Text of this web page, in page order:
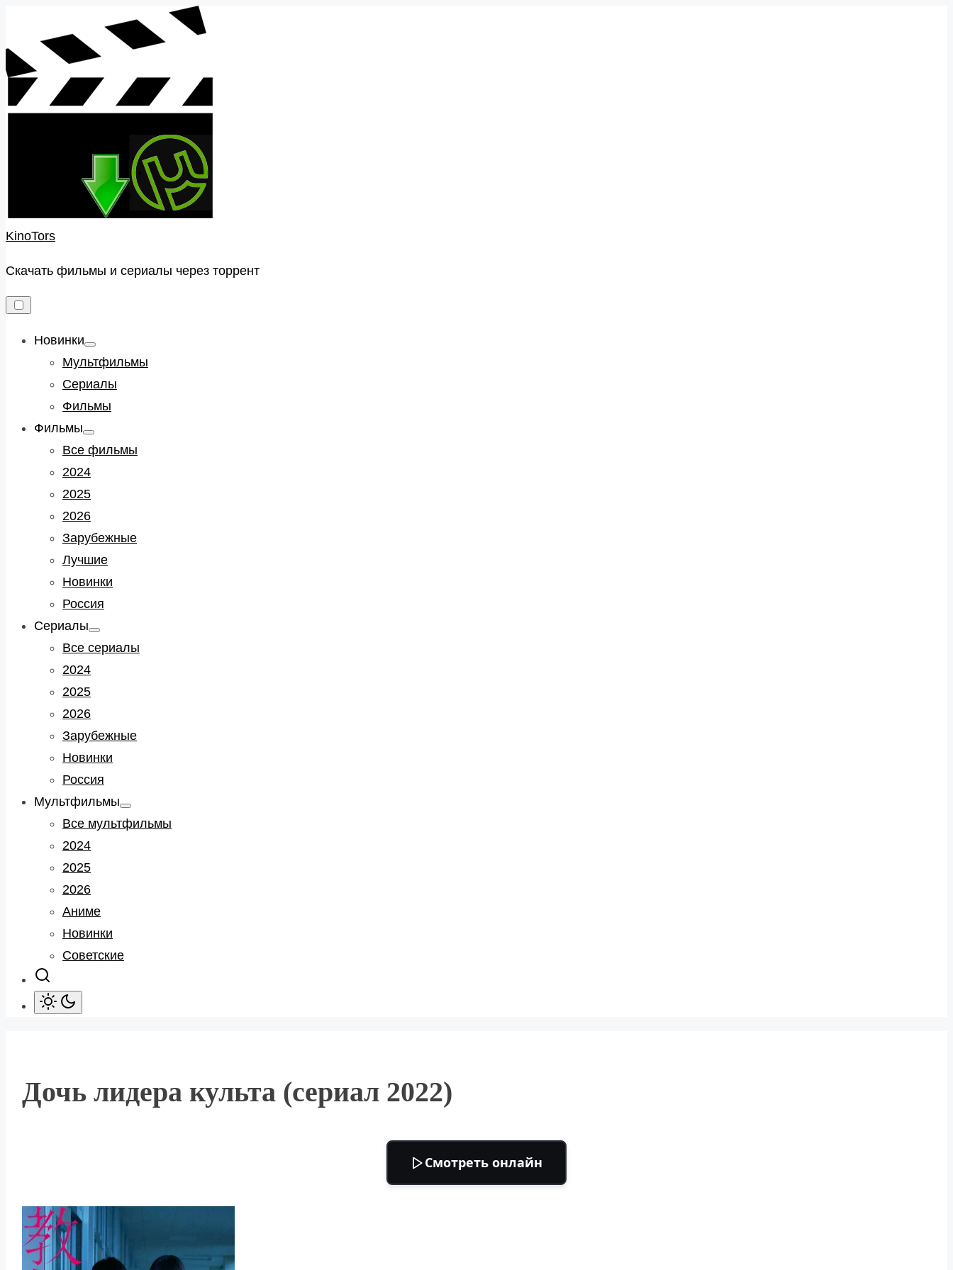
content
KinoTors
Скачать фильмы и сериалы через торрент
Новинки
Show
sub
menu
Мультфильмы
Сериалы
Фильмы
Фильмы
Show
sub
menu
Все фильмы
2024
2025
2026
Зарубежные
Лучшие
Новинки
Россия
Сериалы
Show
sub
menu
Все сериалы
2024
2025
2026
Зарубежные
Новинки
Россия
Мультфильмы
Show
sub
menu
Все мультфильмы
2024
2025
2026
Аниме
Новинки
Советские
Дочь лидера культа (сериал 2022)
Смотреть онлайн